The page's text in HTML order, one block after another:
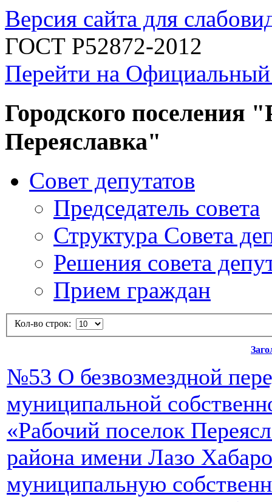
Версия сайта для
ГОСТ Р52872-2012
Перейти на
Городского поселения
Переяславка"
Совет депутатов
Председатель совета
Структура Совета
Решения совета
Прием граждан
Кол-во строк:
№53 О безвозмездной
муниципальной
«Рабочий поселок
района имени Лазо
муниципальную